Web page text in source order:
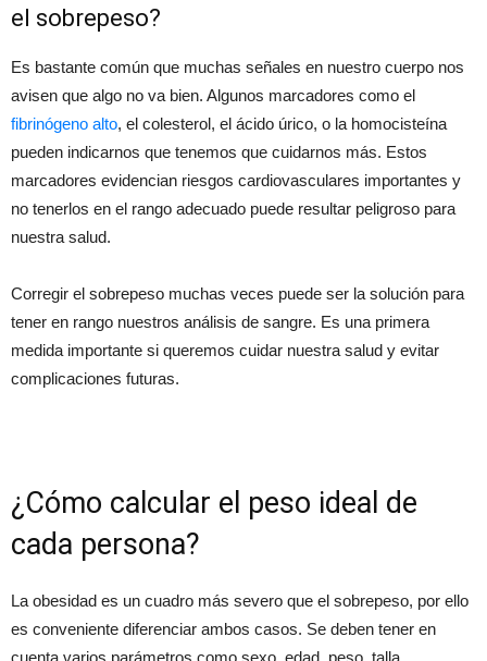
el sobrepeso?
Es bastante común que muchas señales en nuestro cuerpo nos
avisen que algo no va bien. Algunos marcadores como el
fibrinógeno alto, el colesterol, el ácido úrico, o la homocisteína
pueden indicarnos que tenemos que cuidarnos más. Estos
marcadores evidencian riesgos cardiovasculares importantes y
no tenerlos en el rango adecuado puede resultar peligroso para
nuestra salud.
Corregir el sobrepeso muchas veces puede ser la solución para
tener en rango nuestros análisis de sangre. Es una primera
medida importante si queremos cuidar nuestra salud y evitar
complicaciones futuras.
¿Cómo calcular el peso ideal de
cada persona?
La obesidad es un cuadro más severo que el sobrepeso, por ello
es conveniente diferenciar ambos casos. Se deben tener en
cuenta varios parámetros como sexo, edad, peso, talla,